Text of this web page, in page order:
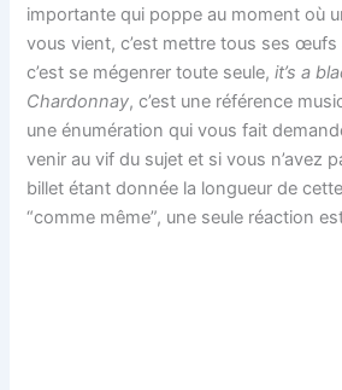
importante qui poppe au moment où
vous vient, c’est mettre tous ses
c’est se mégenrer toute seule,it’s a
Chardonnay, c’est une référence
une énumération qui vous fait
venir au vif du sujet et si vous n’avez
billet étant donnée la longueur de
“comme même”, une seule réaction